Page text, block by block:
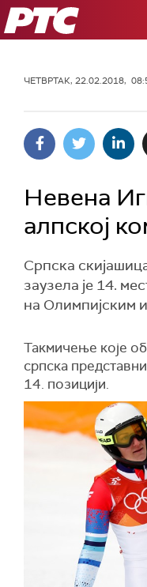
РТС
ЧЕТВРТАК, 22.02.2018,
Невена
алпској
Српска
заузела је 14.
на Олимпијским
Такмичење које
српска
14. позицији.